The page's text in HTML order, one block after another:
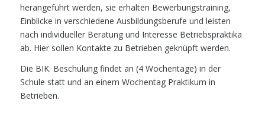
herangeführt werden, sie erhalten Bewerbungstraining,
Einblicke in verschiedene Ausbildungsberufe und leisten
nach individueller Beratung und Interesse Betriebspraktika
ab. Hier sollen Kontakte zu Betrieben geknüpft werden.
Die BIK: Beschulung findet an (4 Wochentage) in der
Schule statt und an einem Wochentag Praktikum in
Betrieben.